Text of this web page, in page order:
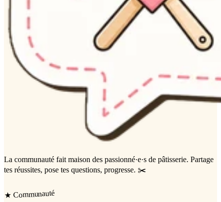
La communauté fait maison des passionné·e·s de pâtisserie. Partage
tes réussites, pose tes questions, progresse. ✂️
★ Communauté